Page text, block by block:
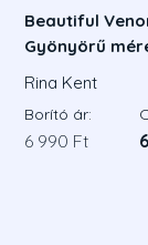
Beautiful
Gyönyörű
Éldekorált
Rina Kent
Borító ár:
6 990 Ft